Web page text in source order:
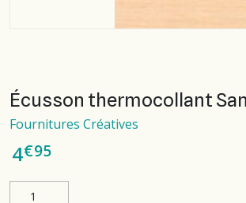
Écusson thermocollant
Fournitures Créatives
4€95